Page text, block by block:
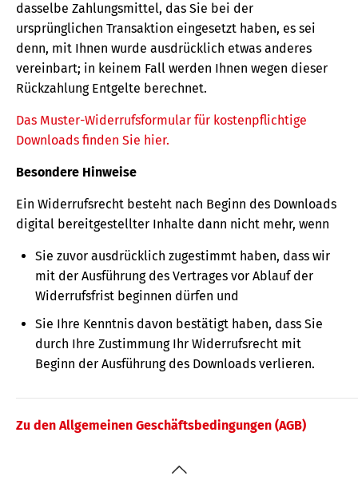
dasselbe Zahlungsmittel, das Sie bei der
ursprünglichen Transaktion eingesetzt haben, es sei
denn, mit Ihnen wurde ausdrücklich etwas anderes
vereinbart; in keinem Fall werden Ihnen wegen dieser
Rückzahlung Entgelte berechnet.
Das Muster-Widerrufsformular für kostenpflichtige
Downloads finden Sie hier.
Besondere Hinweise
Ein Widerrufsrecht besteht nach Beginn des Downloads
digital bereitgestellter Inhalte dann nicht mehr, wenn
Sie zuvor ausdrücklich zugestimmt haben, dass wir
mit der Ausführung des Vertrages vor Ablauf der
Widerrufsfrist beginnen dürfen und
Sie Ihre Kenntnis davon bestätigt haben, dass Sie
durch Ihre Zustimmung Ihr Widerrufsrecht mit
Beginn der Ausführung des Downloads verlieren.
Zu den Allgemeinen Geschäftsbedingungen (AGB)